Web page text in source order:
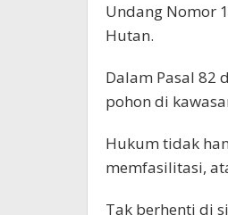
Undang Nomor
Hutan.
Dalam Pasal 82
pohon di
Hukum tidak
memfasilitasi,
Tak berhenti di